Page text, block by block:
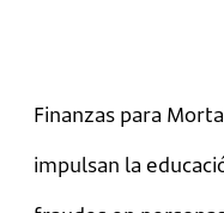
Finanzas para
impulsan la